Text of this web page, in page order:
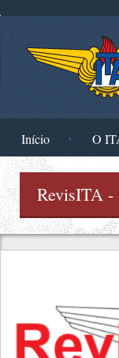
Início O
RevisITA -